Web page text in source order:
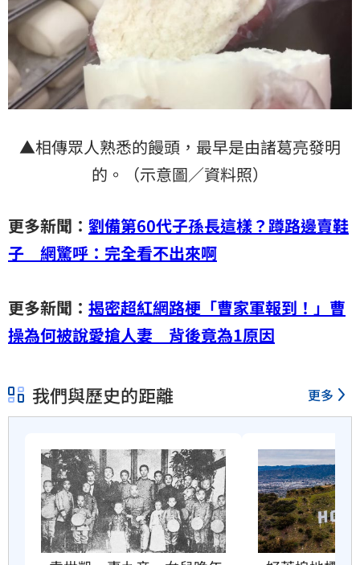
▲相傳眾人熟悉的饅頭，最早是由諸葛亮發明
的。（示意圖／資料照）
更多新聞： 劉備第60代子孫長這樣？蹲路邊賣鞋
子 網驚呼：完全看不出來啊
更多新聞： 揭密超紅網路梗「曹家軍報到！」曹
操為何被說愛搶人妻 背後竟為1原因
我們與歷史的距離 更多